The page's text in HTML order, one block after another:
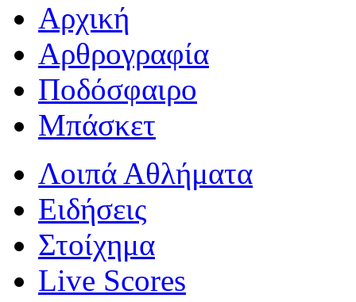
Αρχική
Αρθρογραφία
Ποδόσφαιρο
Μπάσκετ
Λοιπά Αθλήματα
Ειδήσεις
Στοίχημα
Live Scores